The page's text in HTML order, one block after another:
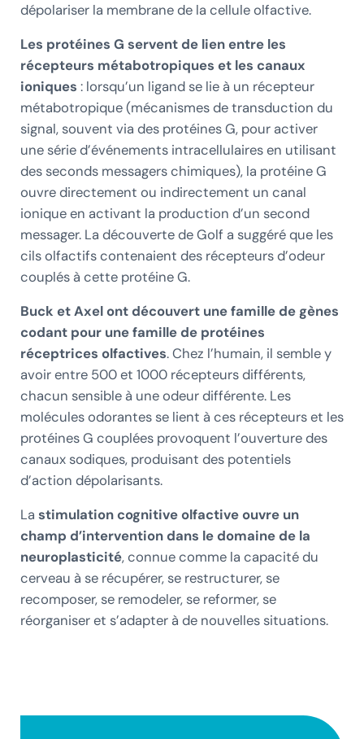
dépolariser la membrane de la cellule olfactive.
Les protéines G servent de lien entre les
récepteurs métabotropiques et les canaux
ioniques : lorsqu’un ligand se lie à un récepteur
métabotropique (mécanismes de transduction du
signal, souvent via des protéines G, pour activer
une série d’événements intracellulaires en utilisant
des seconds messagers chimiques), la protéine G
ouvre directement ou indirectement un canal
ionique en activant la production d’un second
messager. La découverte de Golf a suggéré que les
cils olfactifs contenaient des récepteurs d’odeur
couplés à cette protéine G.
Buck et Axel ont découvert une famille de gènes
codant pour une famille de protéines
réceptrices olfactives. Chez l’humain, il semble y
avoir entre 500 et 1000 récepteurs différents,
chacun sensible à une odeur différente. Les
molécules odorantes se lient à ces récepteurs et les
protéines G couplées provoquent l’ouverture des
canaux sodiques, produisant des potentiels
d’action dépolarisants.
La stimulation cognitive olfactive ouvre un
champ d’intervention dans le domaine de la
neuroplasticité, connue comme la capacité du
cerveau à se récupérer, se restructurer, se
recomposer, se remodeler, se reformer, se
réorganiser et s’adapter à de nouvelles situations.